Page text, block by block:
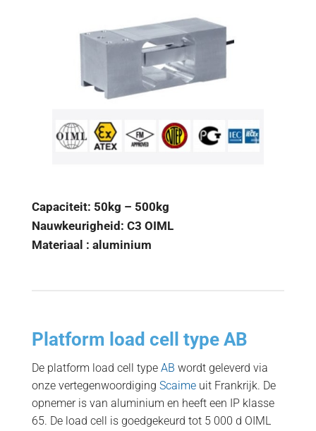
Capaciteit: 50kg – 500kg
Nauwkeurigheid: C3 OIML
Materiaal : aluminium
Platform load cell type AB
De platform load cell type AB wordt geleverd via
onze vertegenwoordiging Scaime uit Frankrijk. De
opnemer is van aluminium en heeft een IP klasse
65. De load cell is goedgekeurd tot 5 000 d OIML